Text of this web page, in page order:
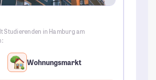
Studierenden in Hamburg am
Wohnungsmarkt